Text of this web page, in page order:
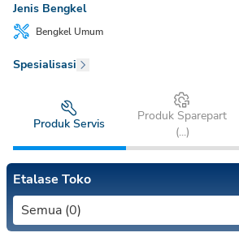
Jenis Bengkel
Bengkel Umum
Spesialisasi
Produk Servis
Produk Sparepart
(...)
Etalase Toko
Semua (0)